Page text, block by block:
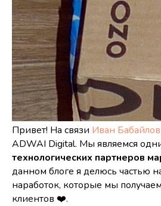
Привет! На связи Иван Бабайлов
ADWAI Digital. Мы являемся
технологических партнеров
данном блоге я делюсь частью
наработок, которые мы
клиентов ❤️.